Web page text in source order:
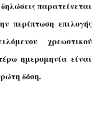
δηλώσεις παρατείνεται
περίπτωση επιλογής
χρεωστικού
ημερομηνία είναι
ρώτη δόση.